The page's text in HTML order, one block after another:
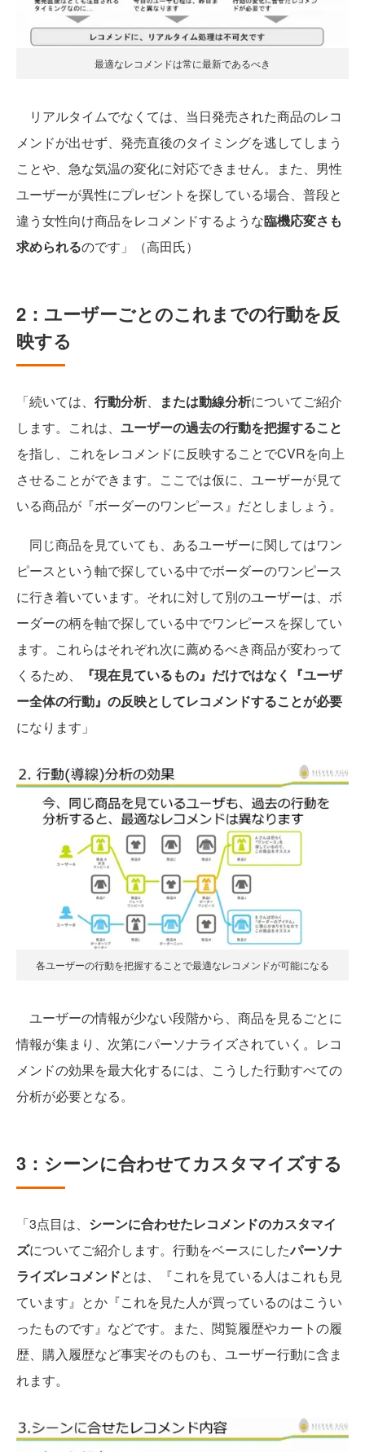
最適なレコメンドは常に最新であるべき
リアルタイムでなくては、当日発売された商品のレコ
メンドが出せず、発売直後のタイミングを逃してしまう
ことや、急な気温の変化に対応できません。また、男性
ユーザーが異性にプレゼントを探している場合、普段と
違う女性向け商品をレコメンドするような臨機応変さも
求められるのです」（高田氏）
2：ユーザーごとのこれまでの行動を反
映する
「続いては、 行動分析、 または動線分析についてご紹介
します。これは、 ユーザーの過去の行動を把握すること
を指し、これをレコメンドに反映することでCVRを向上
させることができます。ここでは仮に、ユーザーが見て
いる商品が『ボーダーのワンピース』だとしましょう。
同じ商品を見ていても、あるユーザーに関してはワン
ピースという軸で探している中でボーダーのワンピース
に行き着いています。それに対して別のユーザーは、ボ
ーダーの柄を軸で探している中でワンピースを探してい
ます。これらはそれぞれ次に薦めるべき商品が変わって
くるため、
『現在見ているもの』だけではなく『ユーザ
ー全体の行動』の反映としてレコメンドすることが必要
になります」
各ユーザーの行動を把握することで最適なレコメンドが可能になる
ユーザーの情報が少ない段階から、商品を見るごとに
情報が集まり、次第にパーソナライズされていく。レコ
メンドの効果を最大化するには、こうした行動すべての
分析が必要となる。
3：シーンに合わせてカスタマイズする
「3点目は、 シーンに合わせたレコメンドのカスタマイ
ズについてご紹介します。行動をベースにしたパーソナ
ライズレコメンドとは、『これを見ている人はこれも見
ています』とか『これを見た人が買っているのはこうい
ったものです』などです。また、閲覧履歴やカートの履
歴、購入履歴など事実そのものも、ユーザー行動に含ま
れます。